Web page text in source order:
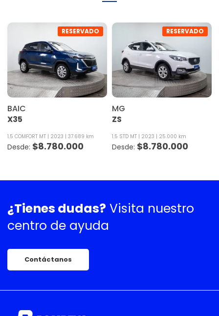
RESERVADO
BAIC
X35
1.5 COMFORT MT 2023 37.689 km
$8.780.000
RESERVADO
MG
ZS
1.5 STD MT 2023 25.000 km
$8.780.000
¿Tienes dudas? Visita nuestro
centro de ayuda
Contáctanos